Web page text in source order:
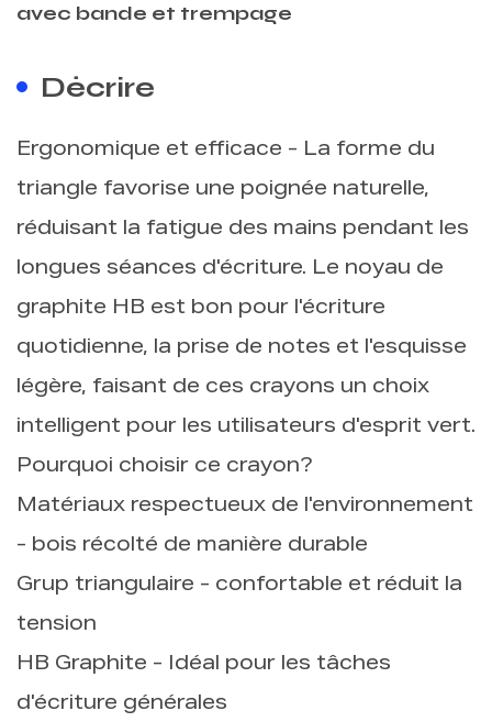
avec bande et trempage
Décrire
Ergonomique et efficace - La forme du
triangle favorise une poignée naturelle,
réduisant la fatigue des mains pendant les
longues séances d'écriture. Le noyau de
graphite HB est bon pour l'écriture
quotidienne, la prise de notes et l'esquisse
légère, faisant de ces crayons un choix
intelligent pour les utilisateurs d'esprit vert.
Pourquoi choisir ce crayon?
Matériaux respectueux de l'environnement
- bois récolté de manière durable
Grup triangulaire - confortable et réduit la
tension
HB Graphite - Idéal pour les tâches
d'écriture générales